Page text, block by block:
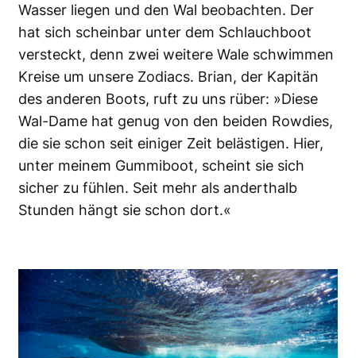
Wasser liegen und den Wal beobachten. Der
hat sich scheinbar unter dem Schlauchboot
versteckt, denn zwei weitere Wale schwimmen
Kreise um unsere Zodiacs. Brian, der Kapitän
des anderen Boots, ruft zu uns rüber: »Diese
Wal-Dame hat genug von den beiden Rowdies,
die sie schon seit einiger Zeit belästigen. Hier,
unter meinem Gummiboot, scheint sie sich
sicher zu fühlen. Seit mehr als anderthalb
Stunden hängt sie schon dort.«